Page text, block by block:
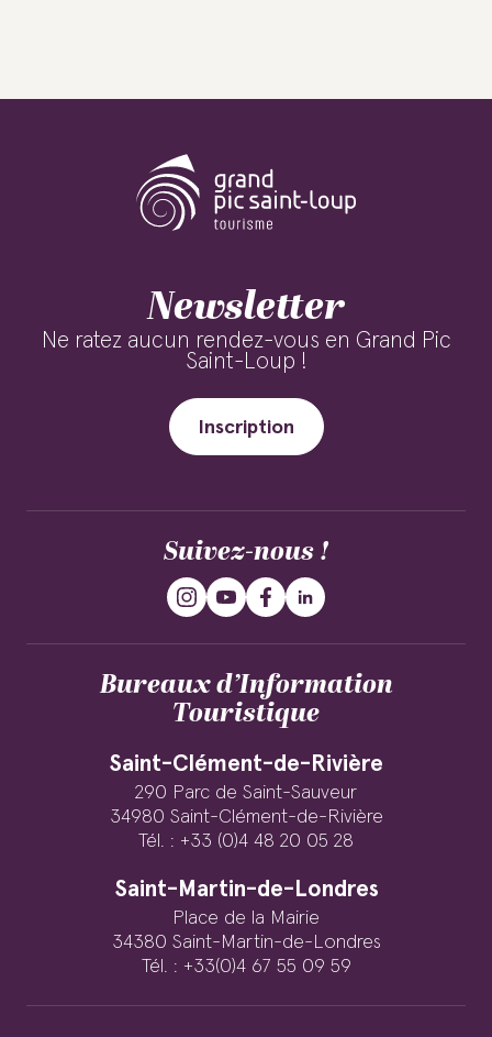
Newsletter
Ne ratez aucun rendez-vous en Grand Pic
Saint-Loup !
Inscription
Suivez-nous !
Bureaux d’Information
Touristique
Saint-Clément-de-Rivière
290 Parc de Saint-Sauveur
34980 Saint-Clément-de-Rivière
Tél. : +33 (0)4 48 20 05 28
Saint-Martin-de-Londres
Place de la Mairie
34380 Saint-Martin-de-Londres
Tél. : +33(0)4 67 55 09 59